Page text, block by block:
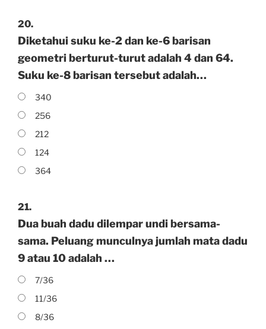
20.
Diketahui suku ke-2 dan ke-6 barisan
geometri berturut-turut adalah 4 dan 64.
Suku ke-8 barisan tersebut adalah…
340
256
212
124
364
21.
Dua buah dadu dilempar undi bersama-
sama. Peluang munculnya jumlah mata dadu
9 atau 10 adalah …
7/36
11/36
8/36